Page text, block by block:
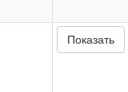
Показать